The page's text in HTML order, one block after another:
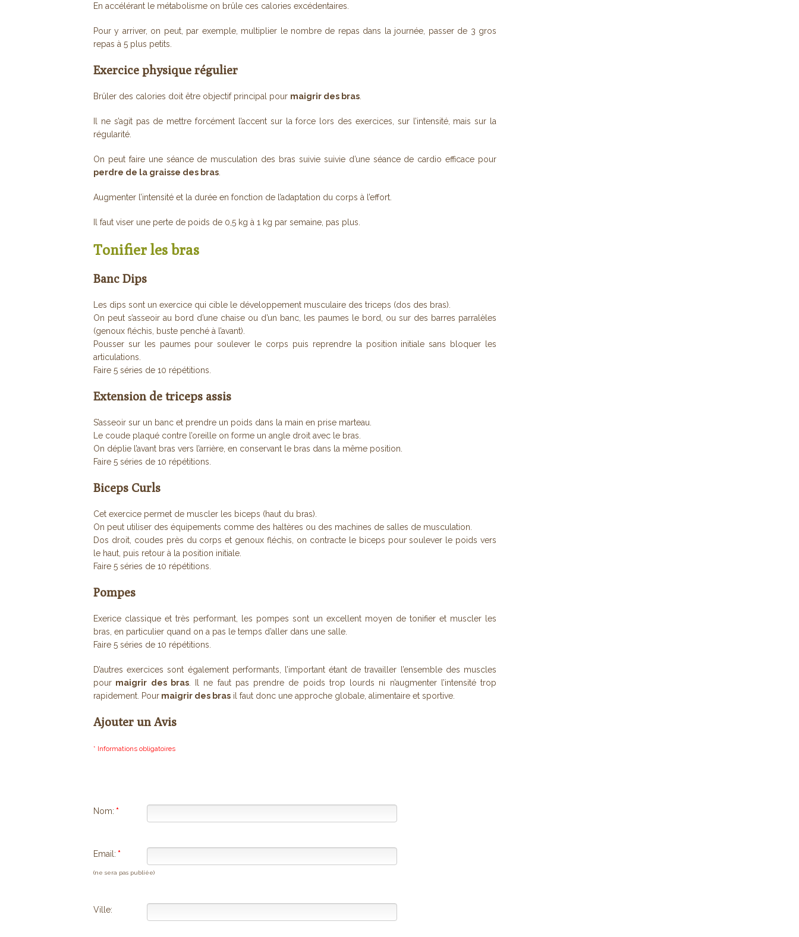
En accélérant le métabolisme on brûle ces calories excédentaires.
Pour y arriver, on peut, par exemple, multiplier le nombre de repas dans la journée, passer de 3 gros
repas à 5 plus petits.
Exercice physique régulier
Brûler des calories doit être objectif principal pour maigrir des bras
Il ne s’agit pas de mettre forcément l’accent sur la force lors des exercices, sur l’intensité, mais sur la
régularité.
On peut faire une séance de musculation des bras suivie suivie d’une séance de cardio efficace pour
perdre de la graisse des bras
Augmenter l’intensité et la durée en fonction de l’adaptation du corps à l’effort.
Il faut viser une perte de poids de 0,5 kg à 1 kg par semaine, pas plus.
Tonifier les bras
Banc Dips
Les dips sont un exercice qui cible le développement musculaire des triceps (dos des bras).
On peut s’asseoir au bord d’une chaise ou d’un banc, les paumes le bord, ou sur des barres parralèles
(genoux fléchis, buste penché à l’avant).
Pousser sur les paumes pour soulever le corps puis reprendre la position initiale sans bloquer les
articulations.
Faire 5 séries de 10 répétitions.
Extension de triceps assis
S’asseoir sur un banc et prendre un poids dans la main en prise marteau.
Le coude plaqué contre l’oreille on forme un angle droit avec le bras.
On déplie l’avant bras vers l’arrière, en conservant le bras dans la même position.
Faire 5 séries de 10 répétitions.
Biceps Curls
Cet exercice permet de muscler les biceps (haut du bras).
On peut utiliser des équipements comme des haltères ou des machines de salles de musculation.
Dos droit, coudes près du corps et genoux fléchis, on contracte le biceps pour soulever le poids vers
le haut, puis retour à la position initiale.
Faire 5 séries de 10 répétitions.
Pompes
Exerice classique et très performant, les pompes sont un excellent moyen de tonifier et muscler les
bras, en particulier quand on a pas le temps d’aller dans une salle.
Faire 5 séries de 10 répétitions.
D’autres exercices sont également performants, l’important étant de travailler l’ensemble des muscles
pour maigrir des bras. Il ne faut pas prendre de poids trop lourds ni n’augmenter l’intensité trop
rapidement. Pour maigrir des bras il faut donc une approche globale, alimentaire et sportive.
Ajouter un Avis
* Informations obligatoires
Nom: *
Email: *
(ne sera pas publiée)
Ville: